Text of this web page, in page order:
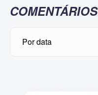
COMENTÁRIOS